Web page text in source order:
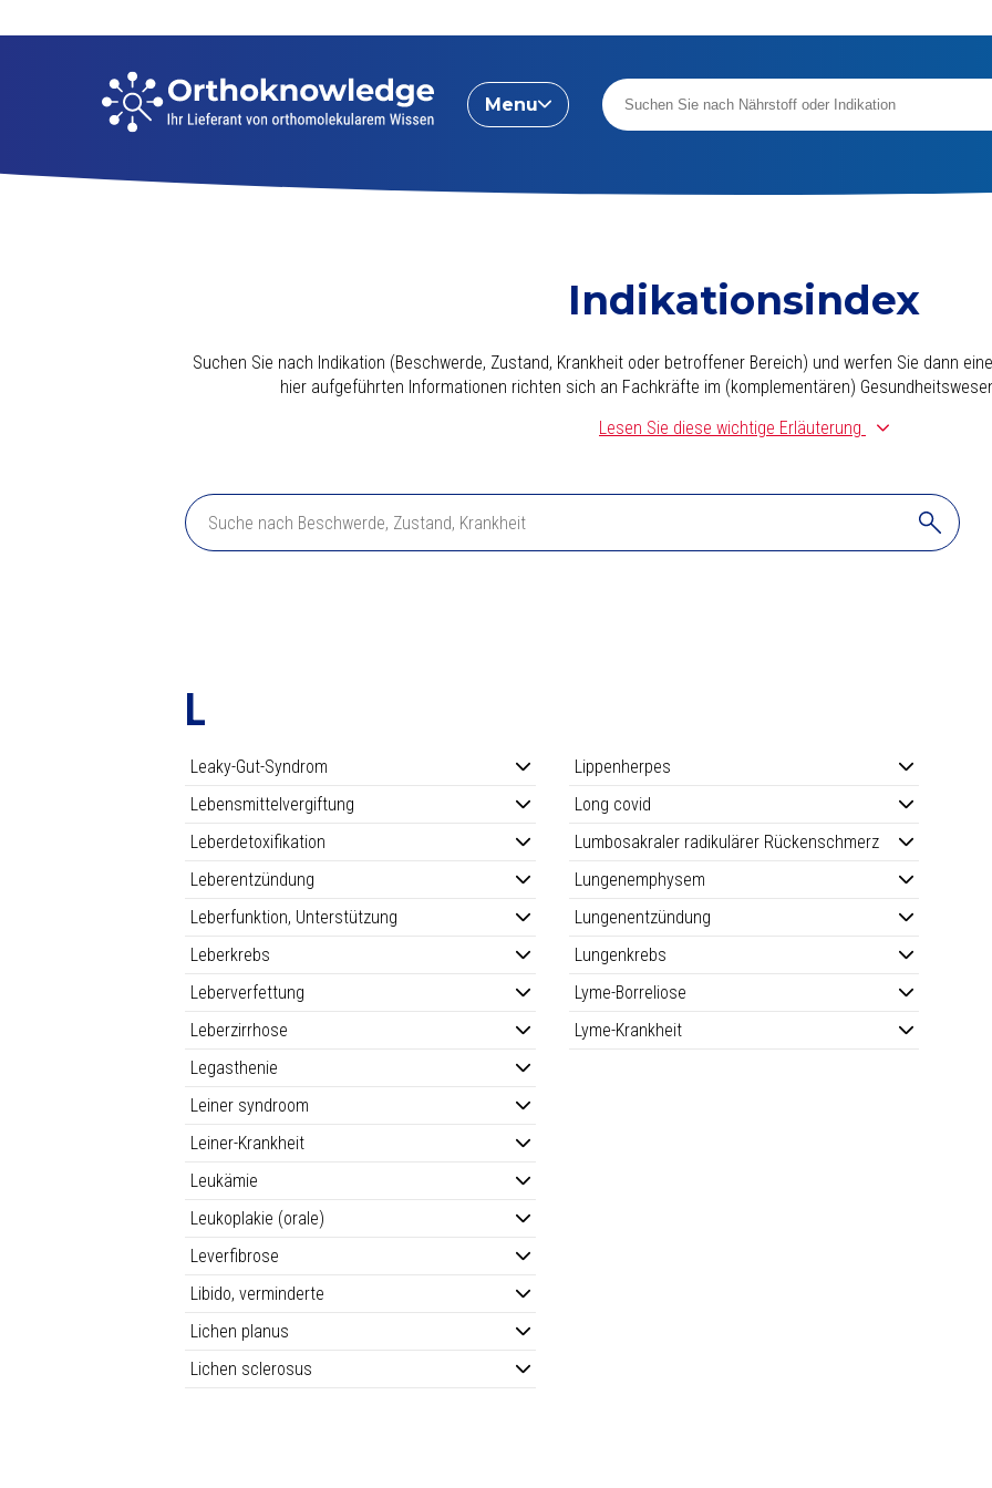
Menu
Indikationsindex
Suchen Sie nach Indikation (Beschwerde, Zustand, Krankheit oder betroffener Bereich) und werfen Sie dann
hier aufgeführten Informationen richten sich an Fachkräfte im (komplementären)
B12 und Folsäure enthält, ebenso wie die überlegenen Formen von Vitamin K (K2, nicht K1) und Vitamin D
vorzugsweise aus nicht-sauren, gut absorbierbaren Formen wie Calcium- und Magnesiumascorbat bestehen
gut absorbierbaren, organischen Verbindungen
mit mindestens 1000 mg
Lesen Sie diese wichtige Erläuterung
L
Leaky-Gut-Syndrom
Lebensmittelvergiftung
Leberdetoxifikation
Leberentzündung
Leberfunktion, Unterstützung
Leberkrebs
Leberverfettung
Leberzirrhose
Legasthenie
Leiner syndroom
Leiner-Krankheit
Leukämie
Leukoplakie (orale)
Leverfibrose
Libido, verminderte
Lichen planus
Lichen sclerosus
Lippenherpes
Long covid
Lumbosakraler radikulärer Rückenschmerz
Lungenemphysem
Lungenentzündung
Lungenkrebs
Lyme-Borreliose
Lyme-Krankheit